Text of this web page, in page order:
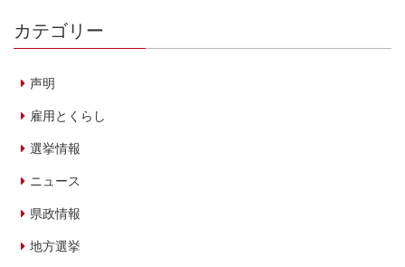
カテゴリー
声明
雇用とくらし
選挙情報
ニュース
県政情報
地方選挙